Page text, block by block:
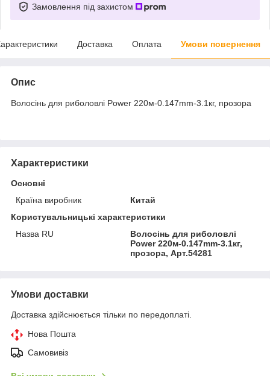
Замовлення під захистом
Доставка Оплата Умови повернення
Опис
Волосінь для риболовлі Power 220м-0.147mm-3.1кг, прозора
Характеристики
Основні
Країна виробник
Китай
Користувальницькі характеристики
Назва RU
Волосінь для риболовлі
Power 220м-0.147mm-3.1кг,
прозора, Арт.54281
Умови доставки
Доставка здійснюється тільки по передоплаті.
Нова Пошта
Самовивіз